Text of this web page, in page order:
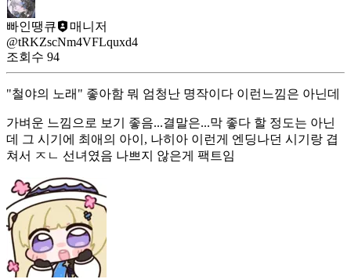
빠인땡큐
매니저
@tRKZscNm4VFLquxd4
조회수 94
"철야의 노래" 좋아함 뭐 엄청난 명작이다 이런느낌은 아닌데
가벼운 느낌으로 보기 좋음...결말은...막 좋다 할 정도는 아닌
데 그 시기에 최애의 아이, 나히아 이런게 엔딩나던 시기랑 겹
쳐서 ㅈㄴ 선녀였음 나쁘지 않은게 팩트임